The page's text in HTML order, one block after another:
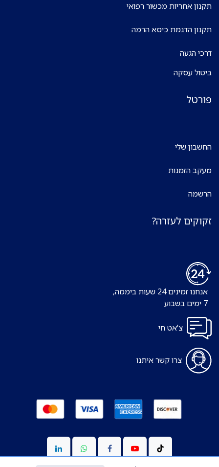
תקנון אחריות מכשור רפואי
תקנון הדגמת כיסא הרמה
דרכי הגעה
ביטול עסקה
פורטל
החשבון שלי
מעקב הזמנות
הרשמה
זקוקים לעזרה?
אנחנו זמינים 24 שעות ביממה,
צ'אט חי
צרו קשר איתנו